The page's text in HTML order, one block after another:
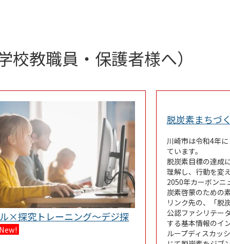
教職員・保護者様へ）
×探究トレーニング～デジ探
Opens in New Tab
New!
脱炭素まちづ
川崎市は令和4年
ています。
脱炭素目標の達成
理解し、行動を変
2050年カーボンニ
炭素啓蒙のための
リンク先の、「脱
公認ファシリテー
する基本情報のイ
ループディスカッ